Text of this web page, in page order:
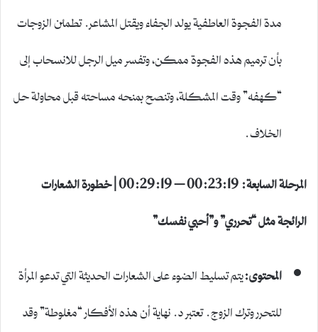
مدة الفجوة العاطفية يولد الجفاء ويقتل المشاعر. تطمئن الزوجات
بأن ترميم هذه الفجوة ممكن، وتفسر ميل الرجل للانسحاب إلى
“كهفه” وقت المشكلة، وتنصح بمنحه مساحته قبل محاولة حل
الخلاف.
المرحلة السابعة: 00:23:19 – 00:29:19 | خطورة الشعارات
الرائجة مثل “تحرري” و”أحبي نفسك”
المحتوى:يتم تسليط الضوء على الشعارات الحديثة التي تدعو المرأة
للتحرر وترك الزوج. تعتبر د. نهاية أن هذه الأفكار “مغلوطة” وقد